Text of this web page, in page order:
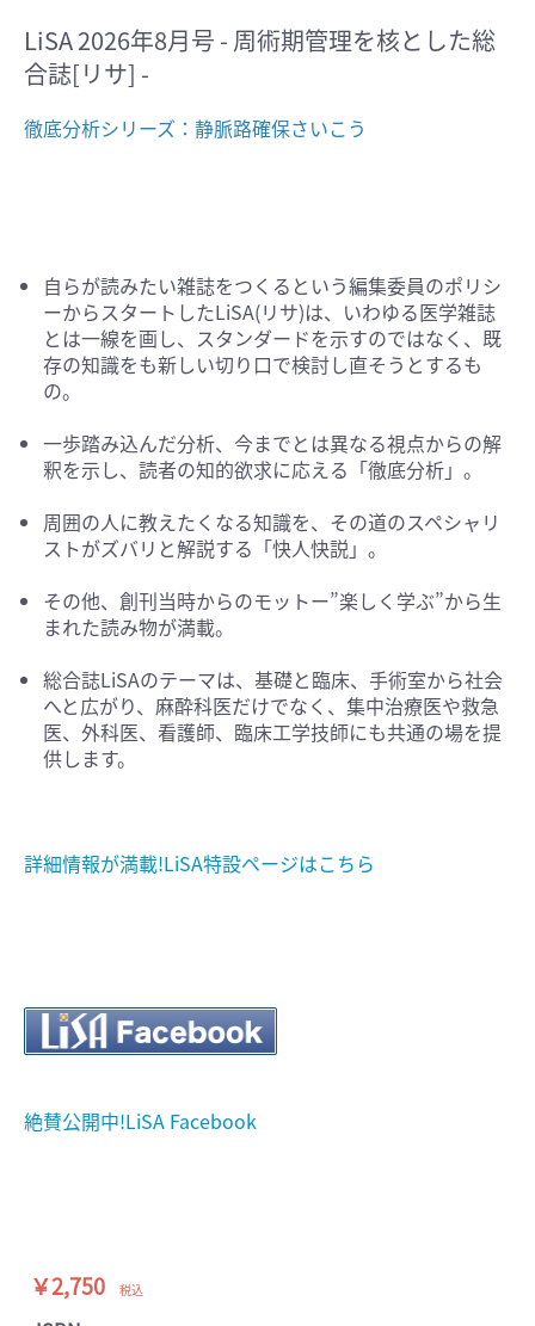
LiSA 2026年8月号 - 周術期管理を核とした総
合誌[リサ] -
徹底分析シリーズ：静脈路確保さいこう
自らが読みたい雑誌をつくるという編集委員のポリシ
ーからスタートしたLiSA(リサ)は、いわゆる医学雑誌
とは一線を画し、スタンダードを示すのではなく、既
存の知識をも新しい切り口で検討し直そうとするも
の。
一歩踏み込んだ分析、今までとは異なる視点からの解
釈を示し、読者の知的欲求に応える「徹底分析」。
周囲の人に教えたくなる知識を、その道のスペシャリ
ストがズバリと解説する「快人快説」。
その他、創刊当時からのモットー”楽しく学ぶ”から生
まれた読み物が満載。
総合誌LiSAのテーマは、基礎と臨床、手術室から社会
へと広がり、麻酔科医だけでなく、集中治療医や救急
医、外科医、看護師、臨床工学技師にも共通の場を提
供します。
詳細情報が満載!LiSA特設ページはこちら
絶賛公開中!LiSA Facebook
￥2,750 税込